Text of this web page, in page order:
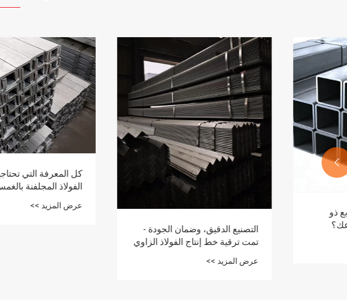
التصنيع الدقيق، وضمان الجودة -
تمت ترقية خط إنتاج الفولاذ الزاوي
الهندسي عالي الكفاءة
كل المعرفة التي تحتاجها حول قناة
الفولاذ المجلفنة بالغمس الساخن
